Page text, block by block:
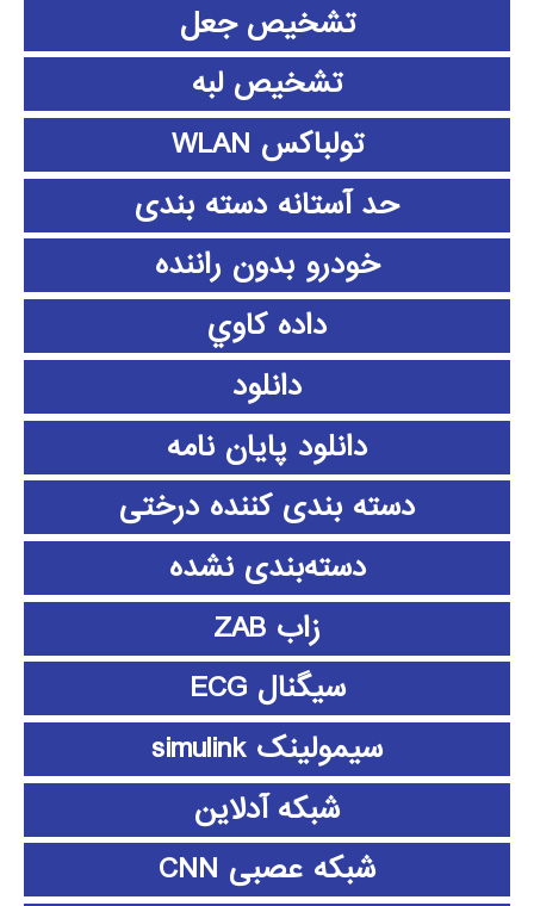
تشخیص جعل
تشخیص لبه
تولباکس WLAN
حد آستانه دسته بندی
خودرو بدون راننده
داده كاوي
دانلود
دانلود پايان نامه
دسته بندی کننده درختی
دسته‌بندی نشده
زاب ZAB
سیگنال ECG
سیمولینک simulink
شبکه آدلاین
شبکه عصبی CNN